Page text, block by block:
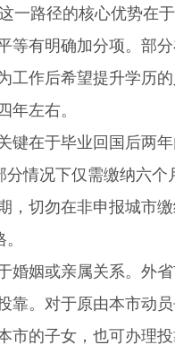
路径的核心优势在于
等有明确加分项。部
工作后希望提升学历
年左右。
在于毕业回国后两年
情况下仅需缴纳六
，切勿在非申报城市
姻或亲属关系。外省
靠。对于原由本市动
市的子女，也可办理